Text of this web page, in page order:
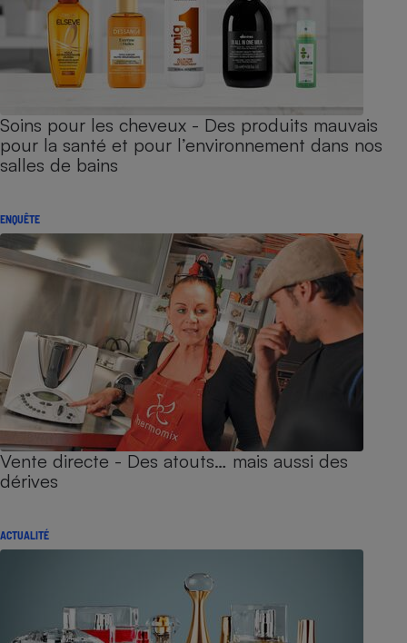
Soins pour les cheveux - Des produits mauvais
pour la santé et pour l’environnement dans nos
salles de bains
ENQUÊTE
Vente directe - Des atouts… mais aussi des
dérives
ACTUALITÉ